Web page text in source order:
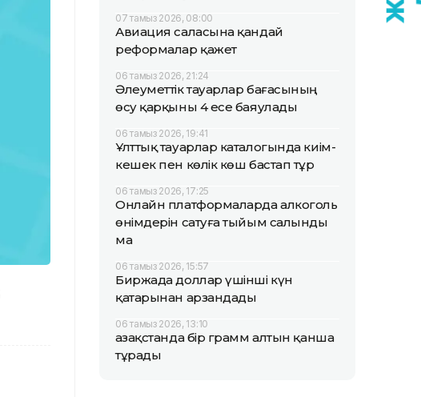
07 тамыз 2026, 08:00
Авиация саласына қандай
реформалар қажет
06 тамыз 2026, 21:24
Әлеуметтік тауарлар бағасының
өсу қарқыны 4 есе баяулады
06 тамыз 2026, 19:41
Ұлттық тауарлар каталогында киім-
кешек пен көлік көш бастап тұр
06 тамыз 2026, 17:25
Онлайн платформаларда алкоголь
өнімдерін сатуға тыйым салынды
ма
06 тамыз 2026, 15:57
Биржада доллар үшінші күн
қатарынан арзандады
06 тамыз 2026, 13:10
Қазақстанда бір грамм алтын қанша
тұрады